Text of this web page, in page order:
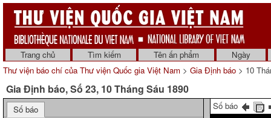
Trang chủ Tìm kiếm Tên ấn phẩm
Ngày
Thư viện báo chí của Thư viện Quốc gia Việt Nam > Gia Định báo > 10
Gia Định báo, Số 23, 10 Tháng Sáu 1890
Số báo Số báo